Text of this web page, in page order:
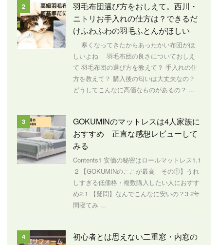
2
羽毛布団選び方をおしえて。西川・
ニトリお手入れの仕方は？できるだ
けふわふわの羽毛ふとんがほしい
寒くなってきたからあったかい布団がほ
しいよね 羽毛布団の良さについておしえ
て 羽毛布団の選び方を教えて？ 手入れの仕
方を教えて？ 購入後の匂いは大丈夫なの？
どうしてこんなに高価なものがあるの？ ...
3
GOKUMINのマットレスは4人家族に
おすすめ 正直な感想レビューして
みる
Contents1 安価の秘密はロールマットレス1.1
2 【GOKUMINのここが最高 その①】うれ
しすぎる低価格・複数購入したい人におすす
め2.1 【疑問】なんでこんなに安いの？3 2年
間寝てみ ...
4
初心者とは思えない二重窓・内窓の